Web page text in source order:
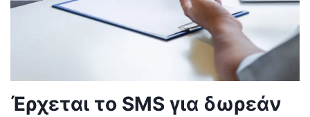
Έρχεται το SMS για δωρεάν